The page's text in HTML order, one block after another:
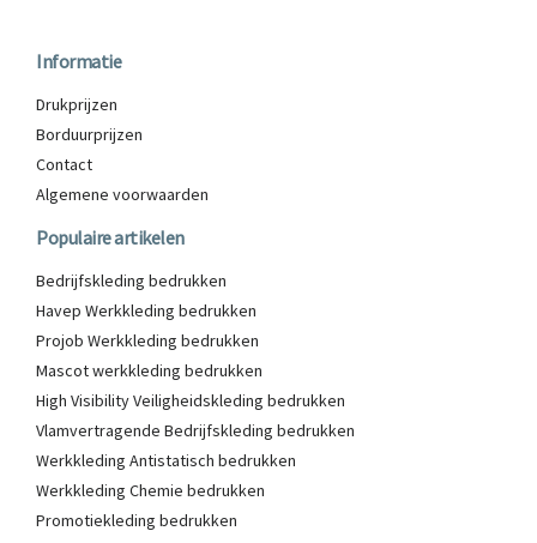
Informatie
Drukprijzen
Borduurprijzen
Contact
Algemene voorwaarden
Populaire artikelen
Bedrijfskleding bedrukken
Havep Werkkleding bedrukken
Projob Werkkleding bedrukken
Mascot werkkleding bedrukken
High Visibility Veiligheidskleding bedrukken
Vlamvertragende Bedrijfskleding bedrukken
Werkkleding Antistatisch bedrukken
Werkkleding Chemie bedrukken
Promotiekleding bedrukken